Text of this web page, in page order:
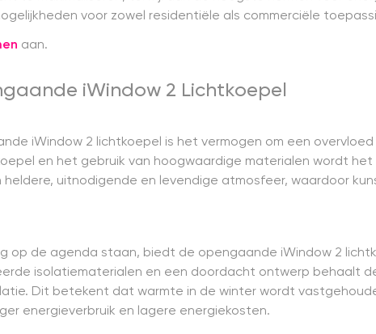
voor zowel residentiële als commerciële
aan.
iWindow 2 Lichtkoepel
iWindow 2 lichtkoepel is het vermogen om een overvloed
en het gebruik van hoogwaardige materialen wordt
uitnodigende en levendige atmosfeer, waardoor
op de agenda staan, biedt de opengaande iWindow 2
isolatiematerialen en een doordacht ontwerp behaalt
Dit betekent dat warmte in de winter wordt
energieverbruik en lagere energiekosten.